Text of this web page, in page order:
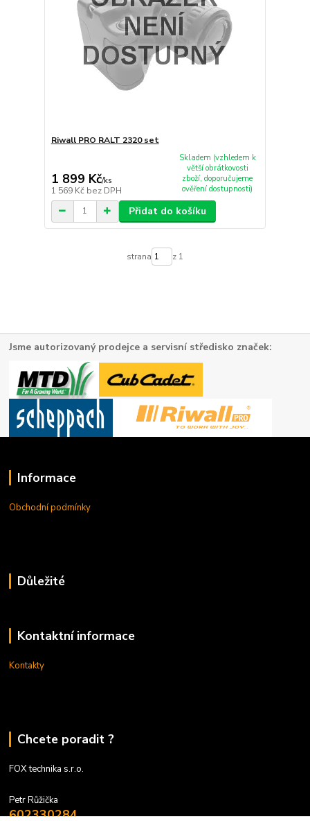
Riwall PRO RALT 2320 set
1 899 Kč/ks
1 569 Kč bez DPH
Skladem (vzhledem k
větší obrátkovosti
zboží, doporučujeme
ověření dostupnosti)
Přidat do košíku
strana z 1
Jsme autorizovaný prodejce a servisní středisko značek:
Informace
Obchodní podmínky
Důležité
Kontaktní informace
Kontakty
Chcete poradit ?
FOX technika s.r.o.
Petr Růžička
602330284